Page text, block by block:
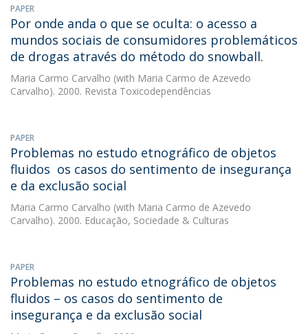
PAPER
Por onde anda o que se oculta: o acesso a
mundos sociais de consumidores problemáticos
de drogas através do método do snowball.
Maria Carmo Carvalho (with Maria Carmo de Azevedo
Carvalho). 2000. Revista Toxicodependências
PAPER
Problemas no estudo etnográfico de objetos
fluidos  os casos do sentimento de insegurança
e da exclusão social
Maria Carmo Carvalho (with Maria Carmo de Azevedo
Carvalho). 2000. Educação, Sociedade & Culturas
PAPER
Problemas no estudo etnográfico de objetos
fluidos – os casos do sentimento de
insegurança e da exclusão social